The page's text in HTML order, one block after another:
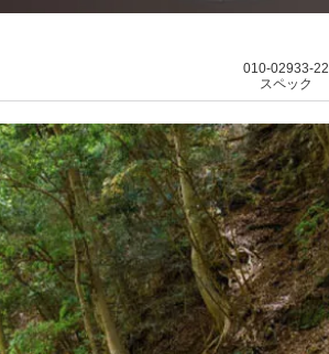
010-02933-22
スペック